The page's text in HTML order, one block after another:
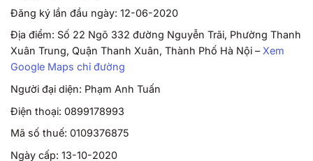
Đăng ký lần đầu ngày: 12-06-2020
Địa điểm: Số 22 Ngõ 332 đường Nguyễn Trãi, Phường Thanh
Xuân Trung, Quận Thanh Xuân, Thành Phố Hà Nội –Xem
Google Maps chỉ đường
Người đại diện: Phạm Anh Tuấn
Điện thoại: 0899178993
Mã số thuế: 0109376875
Ngày cấp: 13-10-2020